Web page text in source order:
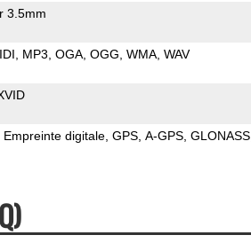
3.5mm
MP3 OGA OGG WMA WAV
Empreinte digitale GPS A-GPS GLONASS